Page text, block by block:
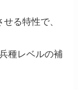
る特性で、
種レベルの補